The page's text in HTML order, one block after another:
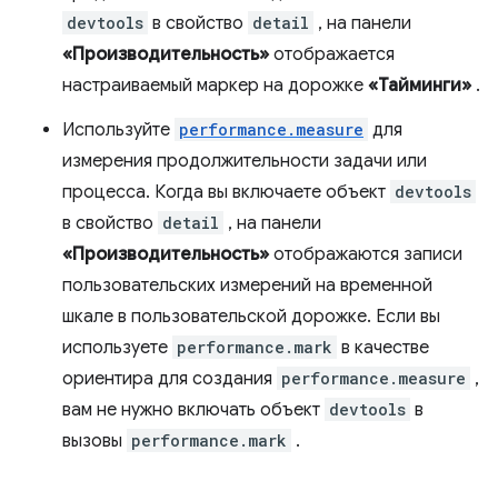
devtools в свойство detail , на панели
«Производительность» отображается
настраиваемый маркер на дорожке «Тайминги» .
Используйте performance.measure для
измерения продолжительности задачи или
процесса. Когда вы включаете объект devtools
в свойство detail , на панели
«Производительность» отображаются записи
пользовательских измерений на временной
шкале в пользовательской дорожке. Если вы
используете performance.mark в качестве
ориентира для создания performance.measure ,
вам не нужно включать объект devtools в
вызовы performance.mark .